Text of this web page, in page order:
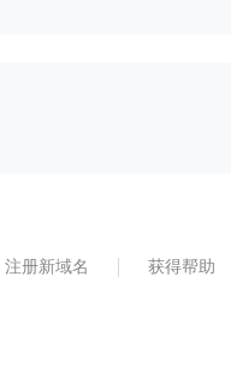
注册新域名 获得帮助